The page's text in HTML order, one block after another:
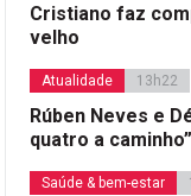
Cristiano faz
velho
Atualidade 13h22
Rúben Neves e
quatro a caminho”
Saúde & bem-estar